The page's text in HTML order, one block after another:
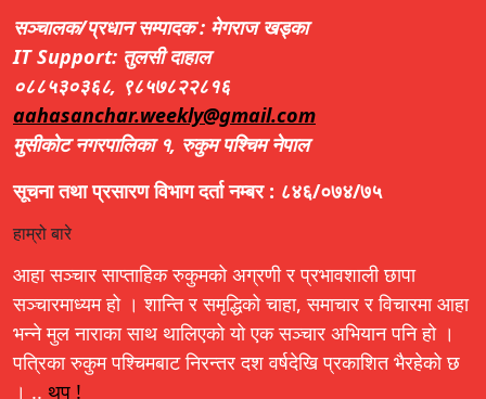
सञ्चालक/प्रधान सम्पादक : मेगराज खड्का
IT Support: तुलसी दाहाल
०८८५३०३६८, ९८५७८२२८१६
aahasanchar.weekly@gmail.com
मुसीकोट नगरपालिका १, रुकुम पश्चिम नेपाल
सूचना तथा प्रसारण विभाग दर्ता नम्बर : ८४६/०७४/७५
हाम्रो बारे
आहा सञ्चार साप्ताहिक रुकुमको अग्रणी र प्रभावशाली छापा
सञ्चारमाध्यम हो । शान्ति र समृद्धिको चाहा, समाचार र विचारमा आहा
भन्ने मुल नाराका साथ थालिएको यो एक सञ्चार अभियान पनि हो ।
पत्रिका रुकुम पश्चिमबाट निरन्तर दश वर्षदेखि प्रकाशित भैरहेको छ
। .. थप !